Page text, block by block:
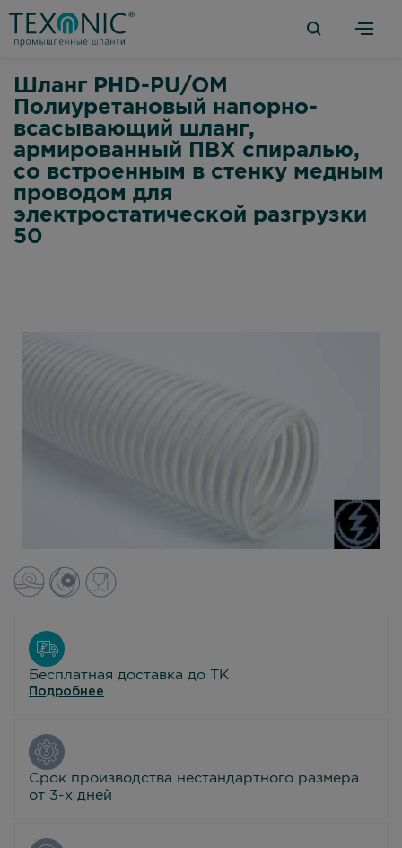
Шланг PHD-PU/OM
Полиуретановый напорно-
всасывающий шланг,
армированный ПВХ спиралью,
со встроенным в стенку медным
проводом для
электростатической разгрузки
50
Бесплатная доставка до ТК
Подробнее
Срок производства нестандартного размера
от 3-х дней